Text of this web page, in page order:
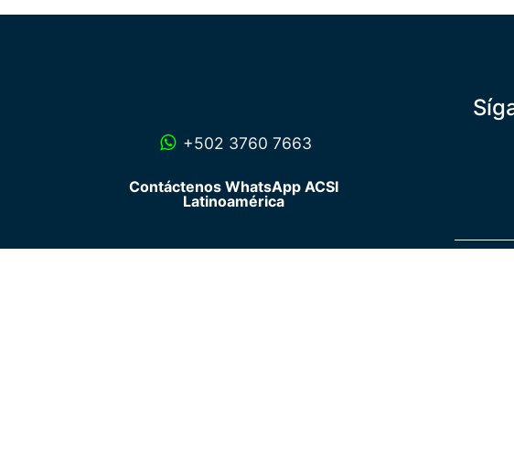
+502 3760 7663
Contáctenos WhatsApp ACSI
Latinoamérica